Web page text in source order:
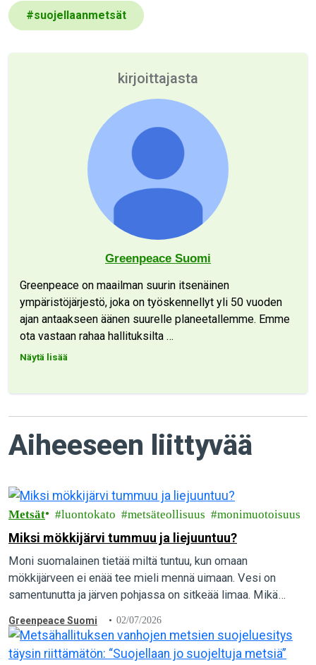
#suojellaanmetsät
kirjoittajasta
Greenpeace Suomi
Greenpeace on maailman suurin itsenäinen
ympäristöjärjestö, joka on työskennellyt yli 50 vuoden
ajan antaakseen äänen suurelle planeetallemme. Emme
ota vastaan rahaa hallituksilta …
Näytä lisää
Aiheeseen liittyvää
Metsät luontokato metsäteollisuus monimuotoisuus
Miksi mökkijärvi tummuu ja liejuuntuu?
Moni suomalainen tietää miltä tuntuu, kun omaan
mökkijärveen ei enää tee mieli mennä uimaan. Vesi on
samentunutta ja järven pohjassa on sitkeää limaa. Mikä
Greenpeace Suomi 02/07/2026